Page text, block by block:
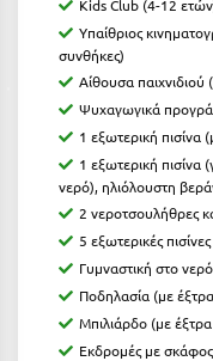
Κοζάνη
Κοκκώνι Κορινθίας
Κομοτηνή
Κόνιτσα
Κόρινθος
Κορώνη
Κουρούτα Ηλείας
Κουφονήσια
Kids Club (4-12
Υπαίθριος
συνθήκες)
Αίθουσα
Ψυχαγωγικά
1 εξωτερική πισίνα
1 εξωτερική πισίνα
νερό), ηλιόλουστη
2 νεροτσουλήθρες
5 εξωτερικές
Γυμναστική στο νερό
Ποδηλασία (με
Μπιλιάρδο (με
Εκδρομές με